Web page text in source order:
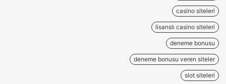
casino siteleri
lisanslı casino siteleri
deneme bonusu
deneme bonusu veren siteler
slot siteleri